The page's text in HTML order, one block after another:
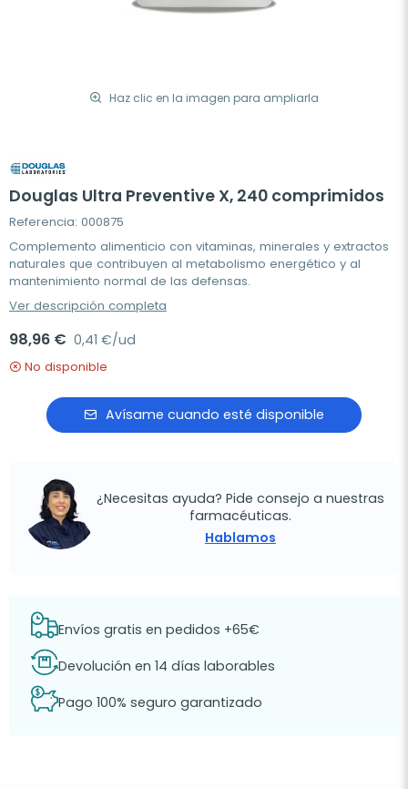
Haz clic en la imagen para ampliarla
Douglas Ultra Preventive X, 240 comprimidos
Referencia: 000875
Complemento alimenticio con vitaminas, minerales y extractos
naturales que contribuyen al metabolismo energético y al
mantenimiento normal de las defensas.
Ver descripción completa
98,96 € 0,41 €/ud
No disponible
Avísame cuando esté disponible
¿Necesitas ayuda? Pide consejo a nuestras
farmacéuticas.
Hablamos
Envíos gratis en pedidos +65€
Devolución en 14 días laborables
Pago 100% seguro garantizado